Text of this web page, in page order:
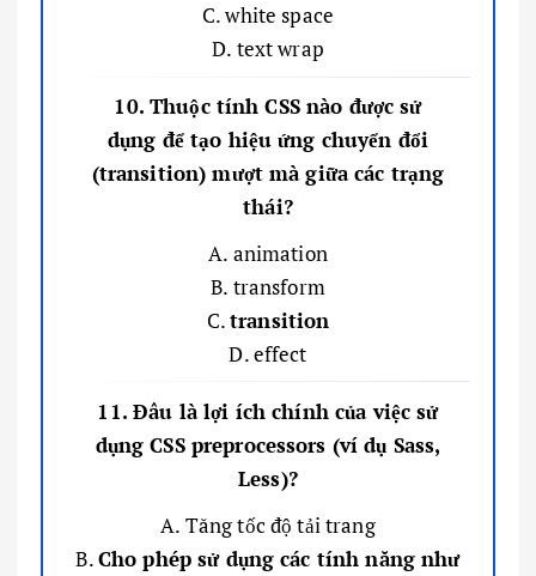
C. white space
D. text wrap
10. Thuộc tính CSS nào được sử
dụng để tạo hiệu ứng chuyển đổi
(transition) mượt mà giữa các trạng
thái?
A. animation
B. transform
C.transition
D. effect
11. Đâu là lợi ích chính của việc sử
dụng CSS preprocessors (ví dụ Sass,
Less)?
A. Tăng tốc độ tải trang
B.Cho phép sử dụng các tính năng như